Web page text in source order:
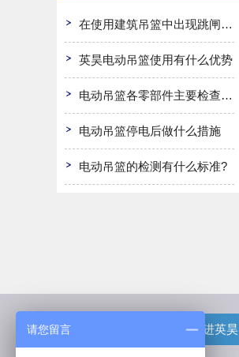
在使用建筑吊篮中出现跳闸怎么办
英昊电动吊篮使用有什么优势
电动吊篮各零部件主要检查哪些?
电动吊篮停电后做什么措施
电动吊篮的检测有什么标准?
走进英昊
请您留言